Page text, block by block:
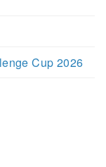
Cup 2026